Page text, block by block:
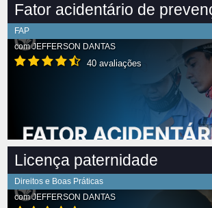
Fator acidentário de
FAP
comJEFFERSON DANTAS
40 avaliações
Licença paternidade
Direitos e Boas Práticas
comJEFFERSON DANTAS